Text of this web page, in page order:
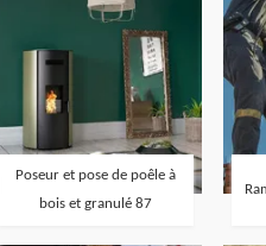
Poseur et pose de poêle à
bois et granulé 87